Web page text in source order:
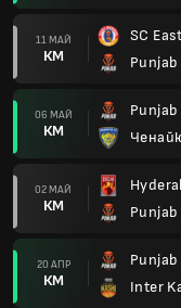
11 МАЙ
КМ
SC
Punjab
06 МАЙ
КМ
Punjab
02 МАЙ
КМ
Punjab
20 АПР
КМ
Punjab
Inter